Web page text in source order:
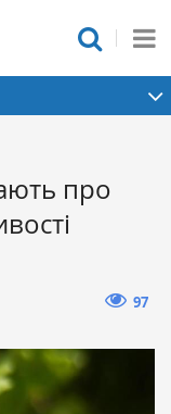
про
97